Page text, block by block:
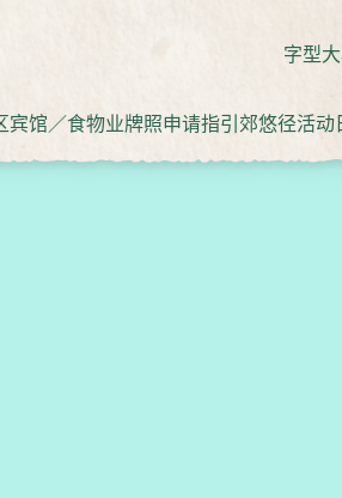
字型
宾馆／食物业牌照申请指引 郊悠径活动